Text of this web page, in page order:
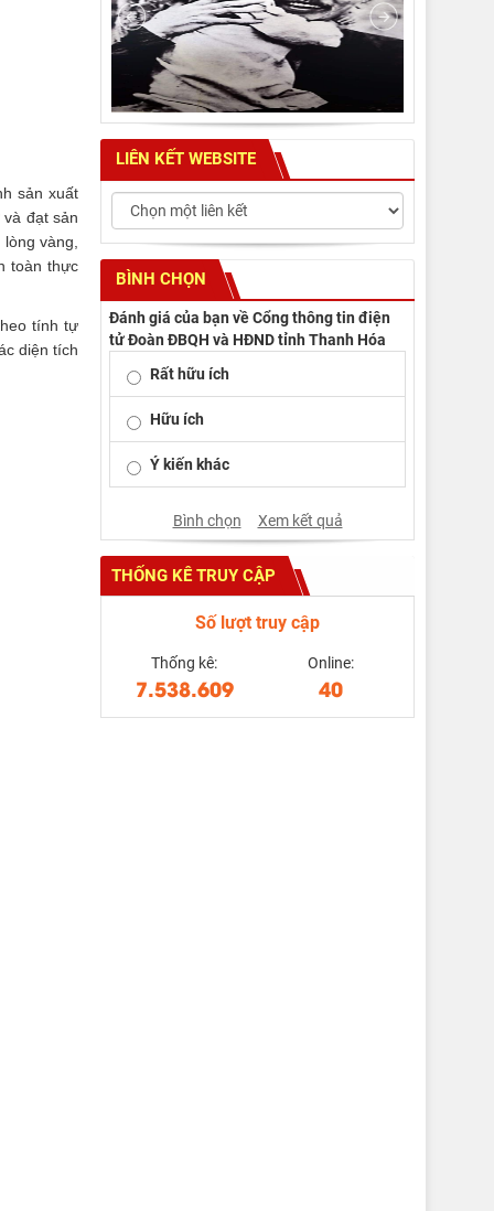
sản xuất
đạt sản
vàng,
toàn thực
tính tự
diện tích
LIÊN KẾT WEBSITE
BÌNH CHỌN
Đánh giá của bạn về Cổng thông tin điện
tử Đoàn ĐBQH và HĐND tỉnh Thanh Hóa
Rất hữu ích
Hữu ích
Ý kiến khác
Bình chọn Xem kết quả
THỐNG KÊ TRUY CẬP
Số lượt truy cập
Thống kê:
7.538.609
Online:
40